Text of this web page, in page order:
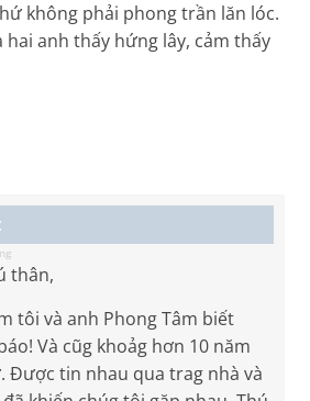
không phải phong trần lăn lóc.
anh thấy hứng lây, cảm thấy
thân,
tôi và anh Phong Tâm biết
Và cũg khoảg hơn 10 năm
Được tin nhau qua trag nhà và